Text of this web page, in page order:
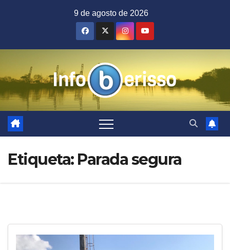
9 de agosto de 2026
Etiqueta: Parada segura